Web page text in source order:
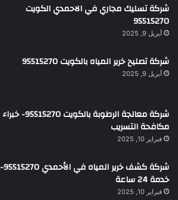
شركة تسليك مجاري في الاحمدي الكويت
95515270
أبريل 9, 2025
شركة تصليح خرير المياه بالكويت 95515270
أبريل 9, 2025
شركة معالجة الرطوبة بالكويت 95515270- خبراء
مكافحة التسريب
فبراير 10, 2025
شركة كشف خرير المياه في الأحمدي 95515270-
خدمة 24 ساعة
فبراير 10, 2025